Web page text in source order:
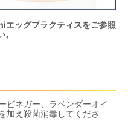
エッグプラクティスをご参照
。
ビネガー、ラベンダーオイ
加え殺菌消毒してくださ